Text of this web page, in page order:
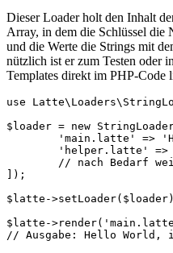
Dieser Loader holt den Inhalt
Array, in dem die Schlüssel die
und die Werte die Strings mit
nützlich ist er zum Testen oder
Templates direkt im PHP-Code
use
$loader = new
]);
$latte-
$latte-